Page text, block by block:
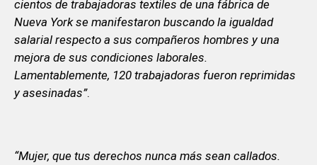
cientos de trabajadoras textiles de una fábrica de
Nueva York se manifestaron buscando la igualdad
salarial respecto a sus compañeros hombres y una
mejora de sus condiciones laborales.
Lamentablemente, 120 trabajadoras fueron reprimidas
y asesinadas”.
“Mujer, que tus derechos nunca más sean callados.